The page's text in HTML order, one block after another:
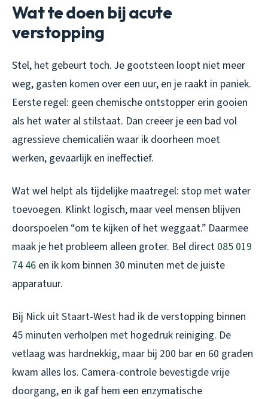
Wat te doen bij acute
verstopping
Stel, het gebeurt toch. Je gootsteen loopt niet meer
weg, gasten komen over een uur, en je raakt in paniek.
Eerste regel: geen chemische ontstopper erin gooien
als het water al stilstaat. Dan creëer je een bad vol
agressieve chemicaliën waar ik doorheen moet
werken, gevaarlijk en ineffectief.
Wat wel helpt als tijdelijke maatregel: stop met water
toevoegen. Klinkt logisch, maar veel mensen blijven
doorspoelen “om te kijken of het weggaat.” Daarmee
maak je het probleem alleen groter. Bel direct 085 019
74 46 en ik kom binnen 30 minuten met de juiste
apparatuur.
Bij Nick uit Staart-West had ik de verstopping binnen
45 minuten verholpen met hogedruk reiniging. De
vetlaag was hardnekkig, maar bij 200 bar en 60 graden
kwam alles los. Camera-controle bevestigde vrije
doorgang, en ik gaf hem een enzymatische